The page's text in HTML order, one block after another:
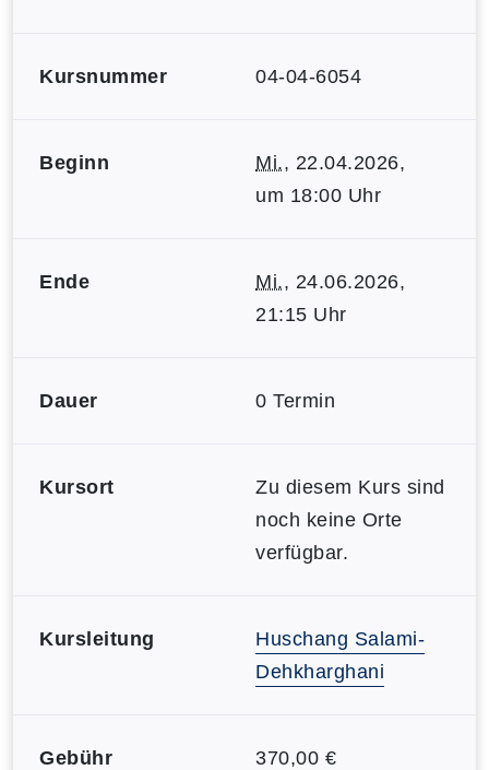
Kursnummer 04-04-6054
Beginn Mi., 22.04.2026,
um 18:00 Uhr
Ende Mi., 24.06.2026,
21:15 Uhr
Dauer 0 Termin
Kursort
Zu diesem Kurs sind
noch keine Orte
verfügbar.
Kursleitung
Huschang Salami-
Dehkharghani
Gebühr
370,00 €